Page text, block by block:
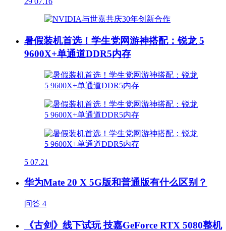
暑假装机首选！学生党网游神搭配：锐龙 5
9600X+单通道DDR5内存
5 07.21
华为Mate 20 X 5G版和普通版有什么区别？
问答 4
《古剑》线下试玩 技嘉GeForce RTX 5080整机